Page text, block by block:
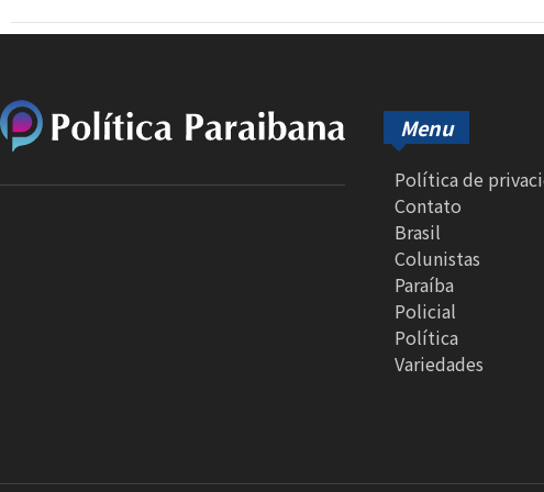
Menu
Política de
Contato
Brasil
Colunistas
Paraíba
Policial
Política
Variedades